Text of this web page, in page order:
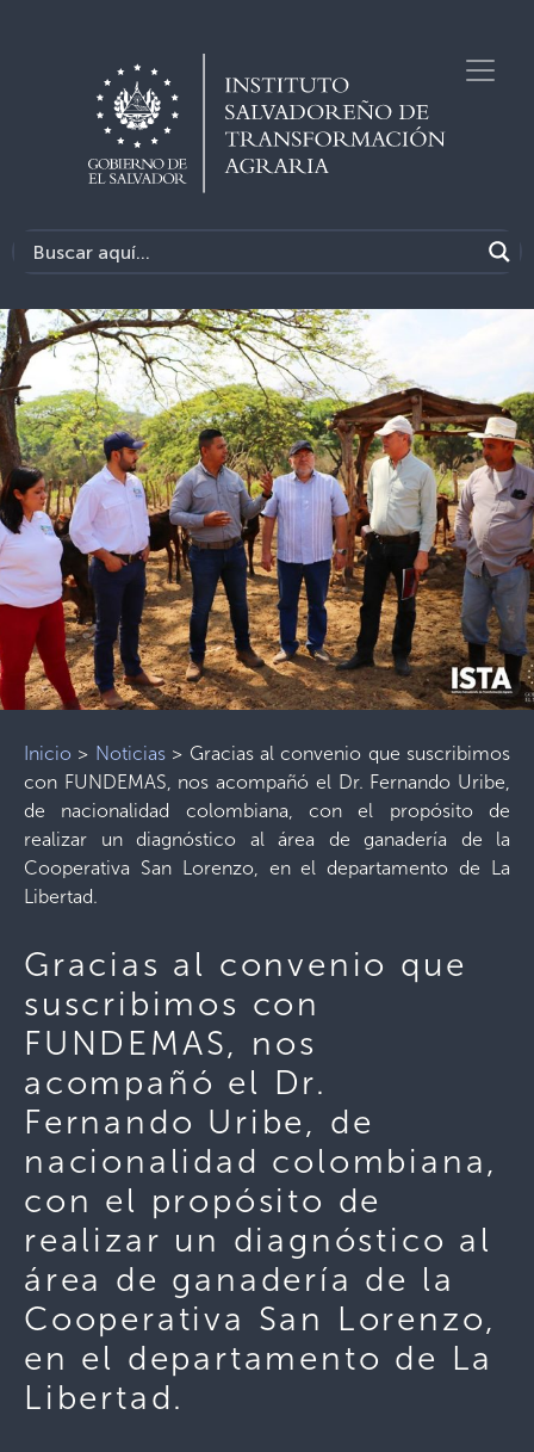
Inicio > Noticias> Gracias al convenio que suscribimos
con FUNDEMAS, nos acompañó el Dr. Fernando Uribe,
de nacionalidad colombiana, con el propósito de
realizar un diagnóstico al área de ganadería de la
Cooperativa San Lorenzo, en el departamento de La
Libertad.
Gracias al convenio que
suscribimos con
FUNDEMAS, nos
acompañó el Dr.
Fernando Uribe, de
nacionalidad colombiana,
con el propósito de
realizar un diagnóstico al
área de ganadería de la
Cooperativa San Lorenzo,
en el departamento de La
Libertad.